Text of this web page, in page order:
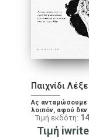
Παιχνίδι
Ας ανταμώσουμε
λοιπόν, αφού δεν
γίνεται αλλιώς, σε ένα
ποίημα, σε έναν
έστω και σε μία
Τιμή εκδότη:
Τιμή